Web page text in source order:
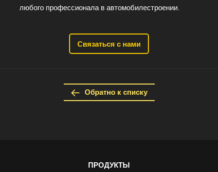
любого профессионала в автомобилестроении.
Связаться с нами
Обратно к списку
ПРОДУКТЫ